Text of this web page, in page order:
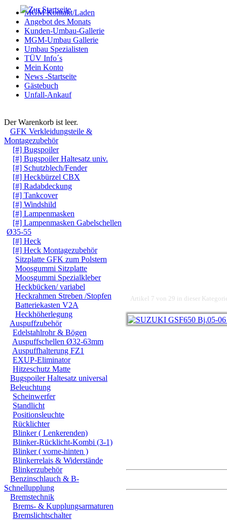
MGM Kontakt/Laden
Angebot des Monats
Kunden-Umbau-Gallerie
MGM-Umbau Gallerie
Umbau Spezialisten
TÜV Info´s
Mein Konto
News -Startseite
Gästebuch
Unfall-Ankauf
Der Warenkorb ist leer.
GFK Verkleidungsteile &
Montagezubehör
[#] Bugspoiler
[#] Bugspoiler Haltesatz univ.
[#] Schutzblech/Fender
[#] Heckbürzel CBX
[#] Radabdeckung
[#] Tankcover
[#] Windshild
[#] Lampenmasken
[#] Lampenmasken Gabelschellen
Ø35-55
[#] Heck
[#] Heck Montagezubehör
Sitzplatte GFK zum Polstern
Moosgummi Sitzplatte
Moosgummi Spezialkleber
Heckbücken/ variabel
Heckrahmen Streben /Stopfen
Batteriekasten V2A
Heckhöherlegung
Auspuffzubehör
Edelstahlrohr & Bögen
Auspuffschellen Ø32-63mm
Auspuffhalterung FZ1
EXUP-Eliminator
Hitzeschutz Matte
Bugspoiler Haltesatz universal
Beleuchtung
Scheinwerfer
Standlicht
Positionsleuchte
Rücklichter
Blinker ( Lenkerenden)
Blinker-Rücklicht-Kombi (3-1)
Blinker ( vorne-hinten )
Blinkerrelais & Widerstände
Blinkerzubehör
Benzinschlauch & B-
Schnellupplung
Bremstechnik
Brems- & Kupplungsarmaturen
Bremslichtschalter
Artikel 7 von 29 in dieser